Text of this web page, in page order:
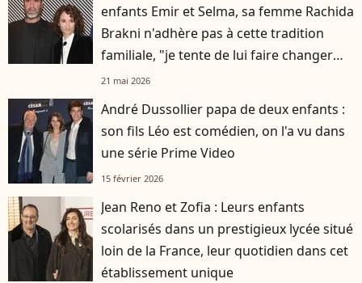
enfants Emir et Selma, sa femme Rachida
Brakni n'adhère pas à cette tradition
familiale, "je tente de lui faire changer
d'avis"
21 mai 2026
André Dussollier papa de deux enfants :
son fils Léo est comédien, on l'a vu dans
une série Prime Video
15 février 2026
Jean Reno et Zofia : Leurs enfants
scolarisés dans un prestigieux lycée situé
loin de la France, leur quotidien dans cet
établissement unique